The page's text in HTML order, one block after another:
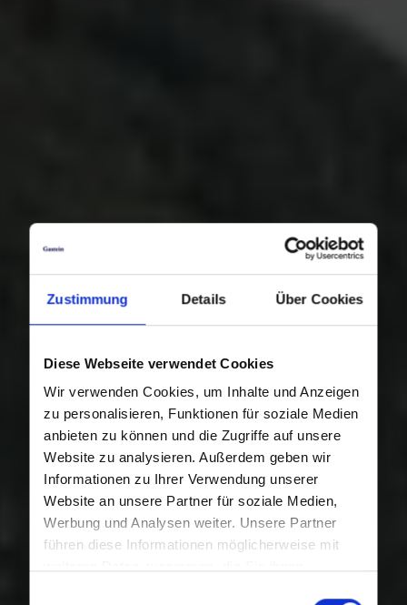
Zustimmung Details Über Cookies
Diese Webseite verwendet Cookies
Wir verwenden Cookies, um Inhalte und Anzeigen
zu personalisieren, Funktionen für soziale Medien
anbieten zu können und die Zugriffe auf unsere
Website zu analysieren. Außerdem geben wir
Informationen zu Ihrer Verwendung unserer
Website an unsere Partner für soziale Medien,
Werbung und Analysen weiter. Unsere Partner
führen diese Informationen möglicherweise mit